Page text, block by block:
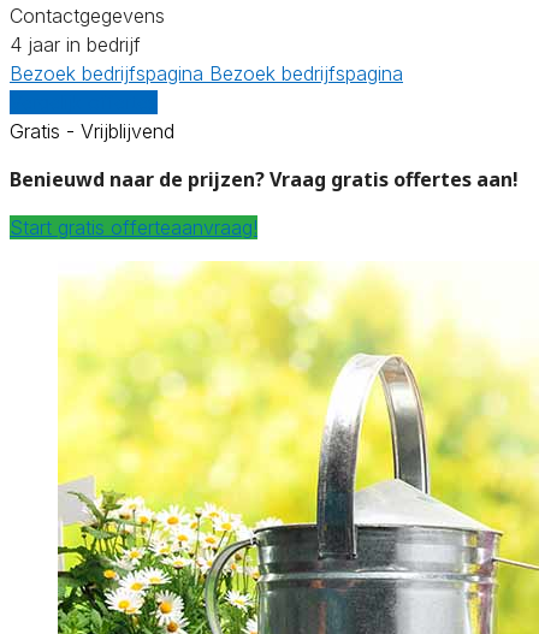
Contactgegevens
4 jaar in bedrijf
Bezoek bedrijfspagina Bezoek bedrijfspagina
Gratis - Vrijblijvend
Benieuwd naar de prijzen? Vraag gratis offertes aan!
Start gratis offerteaanvraag!